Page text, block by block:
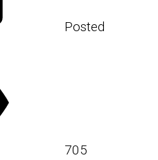
Posted
705